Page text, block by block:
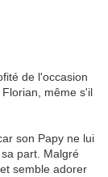
de l'occasion
même s'il
car son Papy ne lui
part. Malgré
semble adorer